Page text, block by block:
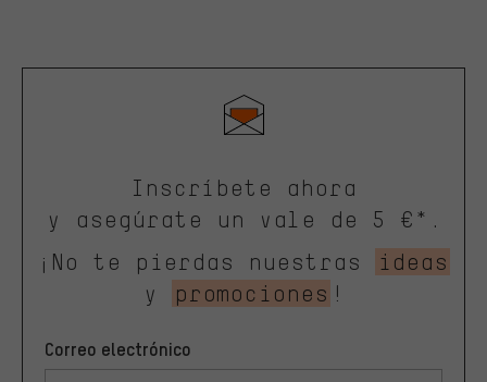
Inscríbete ahora
y asegúrate un vale de 5 €*.
¡No te pierdas nuestras
ideas
y
promociones !
Correo electrónico